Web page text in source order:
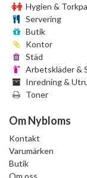
Hygien &
Servering
Butik
Kontor
Städ
Arbetskläder &
Inredning &
Toner
Om Nybloms
Kontakt
Varumärken
Butik